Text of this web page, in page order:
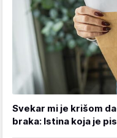
Svekar mi je krišom
braka: Istina koja je